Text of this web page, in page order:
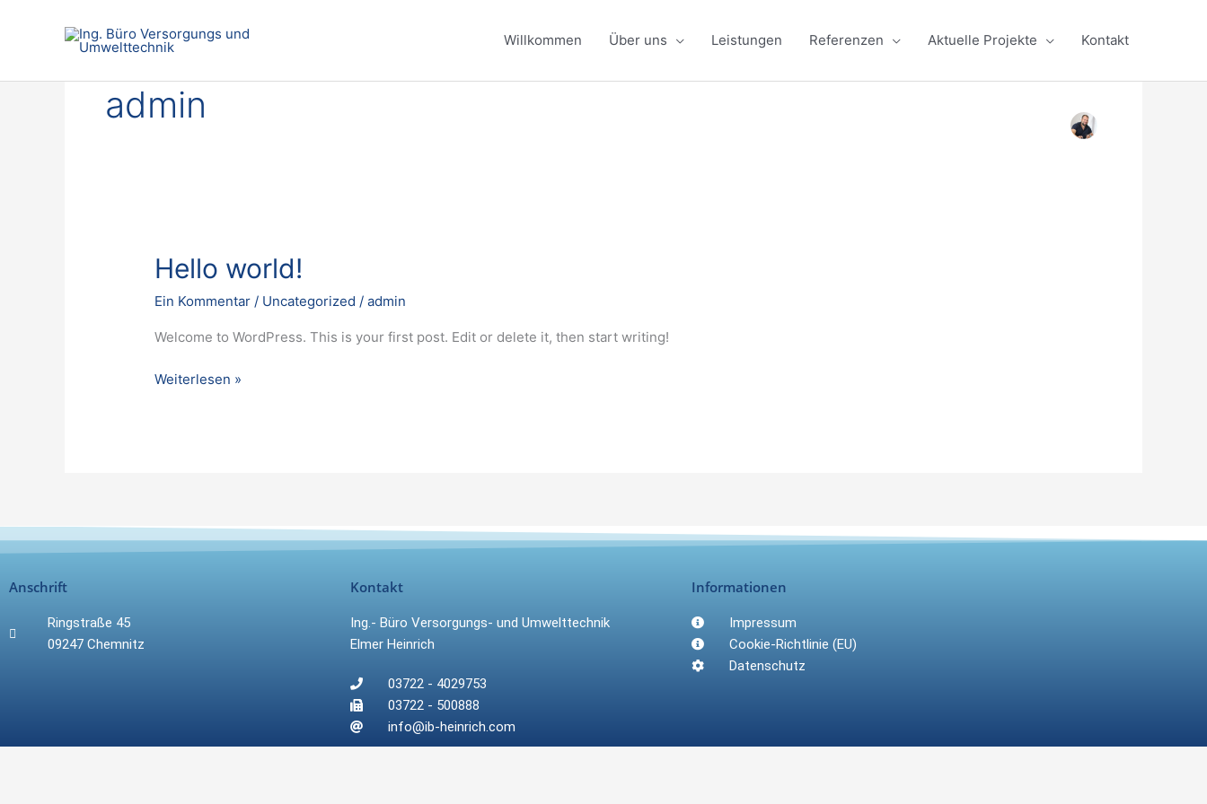
Willkommen Über uns Leistungen Referenzen Aktuelle Projekte Kontakt
admin
Hello world!
Ein Kommentar / Uncategorized /admin
Welcome to WordPress. This is your first post. Edit or delete it, then start writing!
Hello
world!
Weiterlesen »
Anschrift
Ringstraße 45
09247 Chemnitz
Kontakt
Ing.- Büro Versorgungs- und Umwelttechnik
Elmer Heinrich
03722 - 4029753
03722 - 500888
info@ib-heinrich.com
Informationen
Impressum
Cookie-Richtlinie (EU)
Datenschutz